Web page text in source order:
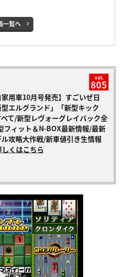
一覧へ
vol.
805
家用車10月号発売】すごいぜ日
エルグランド」「新型キック
て/新型レヴォーグレイバック全
フィット＆N-BOX最新情報/最新
攻略大作戦/新車値引き生情報
くはこちら